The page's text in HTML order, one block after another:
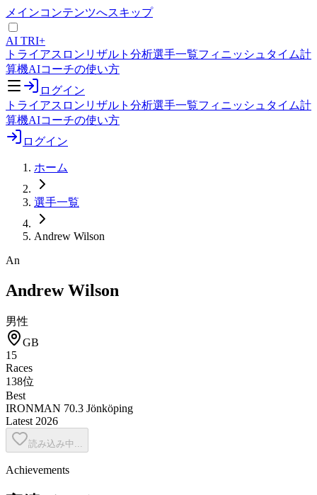
メインコンテンツへスキップ
AI TRI+
トライアスロンリザルト分析選手一覧フィニッシュタイム計
算機AIコーチの使い方
ログイン
トライアスロンリザルト分析選手一覧フィニッシュタイム計
算機AIコーチの使い方
ログイン
ホーム
選手一覧
Andrew Wilson
An
Andrew Wilson
男性
GB
15
Races
138位
Best
IRONMAN 70.3 Jönköping
Latest 2026
読み込み中...
Achievements